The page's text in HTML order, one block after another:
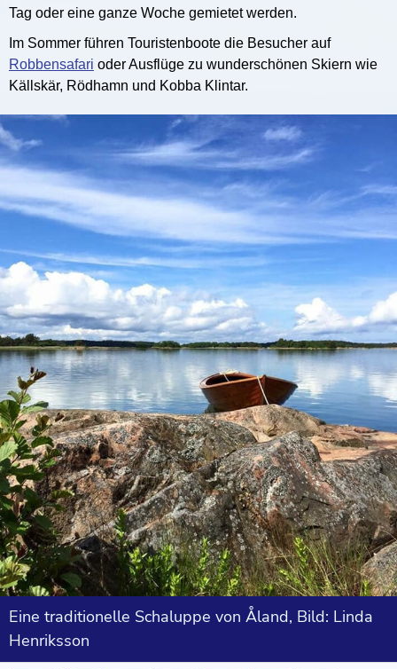
Tag oder eine ganze Woche gemietet werden.
Im Sommer führen Touristenboote die Besucher auf
Robbensafari oder Ausflüge zu wunderschönen Skiern wie
Källskär, Rödhamn und Kobba Klintar.
Eine traditionelle Schaluppe von Åland, Bild: Linda
Henriksson